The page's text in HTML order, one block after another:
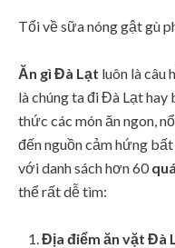
Tối về sữa nóng gật gù
Ăn gì Đà Lạt luôn là câu
là chúng ta đi Đà Lạt
thức các món ăn ngon,
đến nguồn cảm hứng
với danh sách hơn 60
thể rất dễ tìm:
Địa điểm ăn vặt Đà